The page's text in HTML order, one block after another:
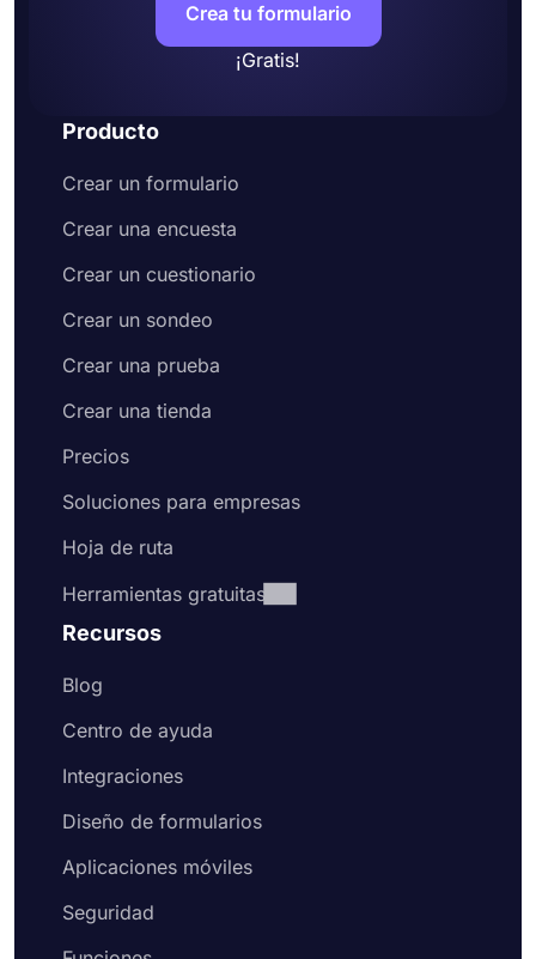
Crea tu formulario
¡Gratis!
Producto
Crear un formulario
Crear una encuesta
Crear un cuestionario
Crear un sondeo
Crear una prueba
Crear una tienda
Precios
Soluciones para empresas
Hoja de ruta
Herramientas gratuitas
Recursos
Blog
Centro de ayuda
Integraciones
Diseño de formularios
Aplicaciones móviles
Seguridad